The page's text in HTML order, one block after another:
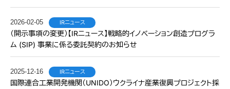
2026-02-05 IRニュース
（開示事項の変更）【IRニュース】戦略的イノベーション創造プログラ
ム (SIP) 事業に係る委託契約のお知らせ
2025-12-16 IRニュース
国際連合工業開発機関（UNIDO）ウクライナ産業復興プロジェクト採